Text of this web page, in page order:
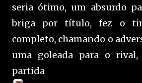
seria ótimo, um absurdo
briga por título, fez o
completo, chamando o
uma goleada para o
partida